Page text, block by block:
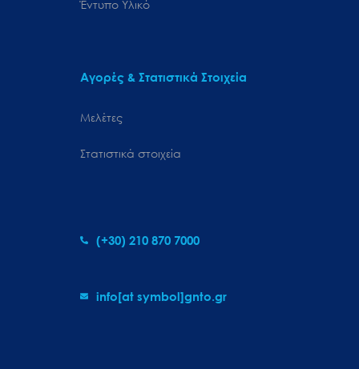
Έντυπο Υλικό
Αγορές & Στατιστικά Στοιχεία
Μελέτες
Στατιστικά στοιχεία
(+30) 210 870 7000
info[at symbol]gnto.gr